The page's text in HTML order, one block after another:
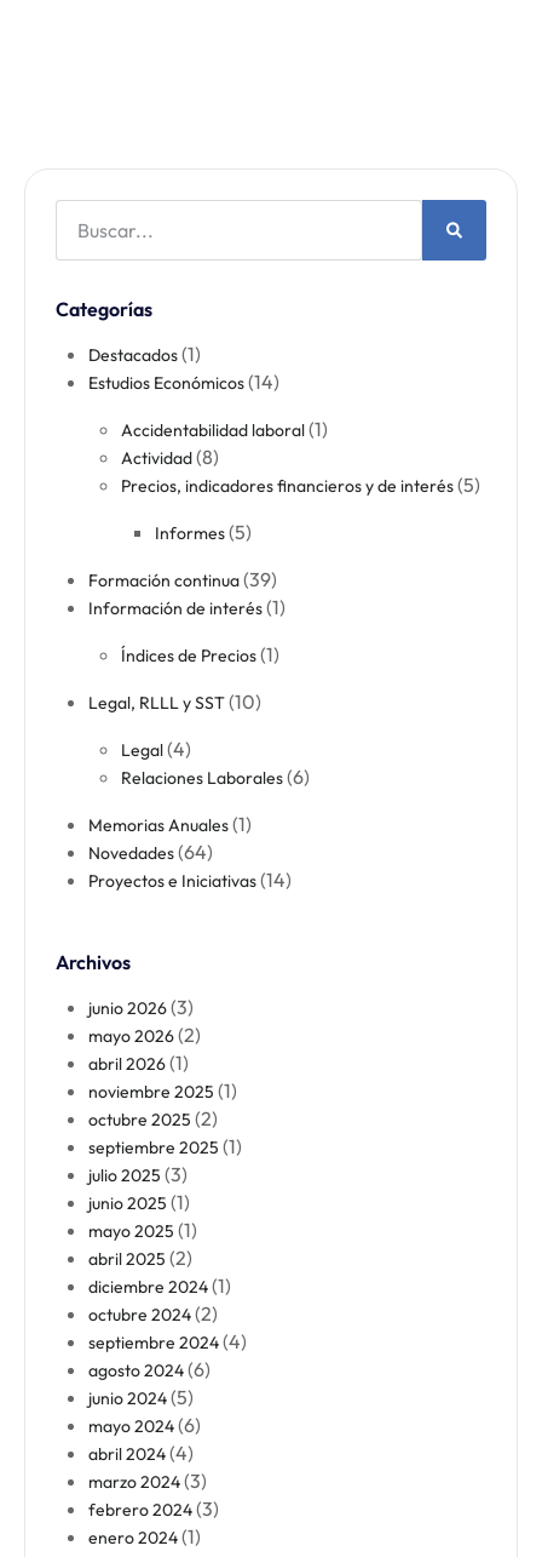
Categorías
Destacados(1)
Estudios Económicos(14)
Accidentabilidad laboral​(1)
Actividad​(8)
Precios, indicadores financieros y de interés(5)
Informes(5)
Formación continua​(39)
Información de interés(1)
Índices de Precios(1)
Legal, RLLL y SST(10)
Legal​(4)
Relaciones Laborales​(6)
Memorias Anuales(1)
Novedades(64)
Proyectos e Iniciativas(14)
Archivos
junio 2026(3)
mayo 2026(2)
abril 2026(1)
noviembre 2025 (1)
octubre 2025 (2)
septiembre 2025 (1)
julio 2025 (3)
junio 2025 (1)
mayo 2025 (1)
abril 2025 (2)
diciembre 2024(1)
octubre 2024(2)
septiembre 2024(4)
agosto 2024(6)
junio 2024(5)
mayo 2024(6)
abril 2024(4)
marzo 2024(3)
febrero 2024(3)
enero 2024(1)